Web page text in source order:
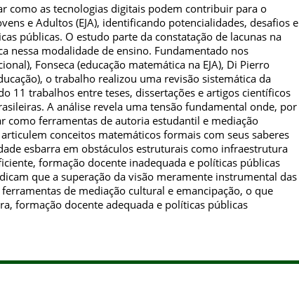
como as tecnologias digitais podem contribuir para o
e Adultos (EJA), identificando potencialidades, desafios e
públicas. O estudo parte da constatação de lacunas na
nessa modalidade de ensino. Fundamentado nos
Fonseca (educação matemática na EJA), Di Pierro
o trabalho realizou uma revisão sistemática da
11 trabalhos entre teses, dissertações e artigos científicos
A análise revela uma tensão fundamental onde, por
como ferramentas de autoria estudantil e mediação
conceitos matemáticos formais com seus saberes
esbarra em obstáculos estruturais como infraestrutura
formação docente inadequada e políticas públicas
que a superação da visão meramente instrumental das
de mediação cultural e emancipação, o que
formação docente adequada e políticas públicas